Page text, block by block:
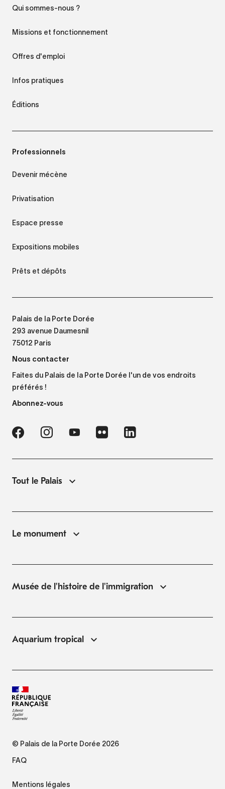
Qui sommes-nous ?
Missions et fonctionnement
Offres d'emploi
Infos pratiques
Éditions
Professionnels
Devenir mécène
Privatisation
Espace presse
Expositions mobiles
Prêts et dépôts
Palais de la Porte Dorée
293 avenue Daumesnil
75012 Paris
Nous contacter
Faites du Palais de la Porte Dorée l'un de vos endroits
préférés !
Abonnez-vous
Tout le Palais
Le monument
Musée de l'histoire de l'immigration
Aquarium tropical
© Palais de la Porte Dorée 2026
FAQ
Mentions légales